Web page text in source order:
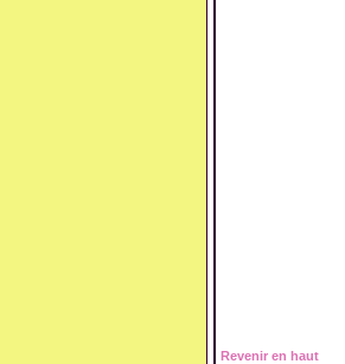
Revenir en haut